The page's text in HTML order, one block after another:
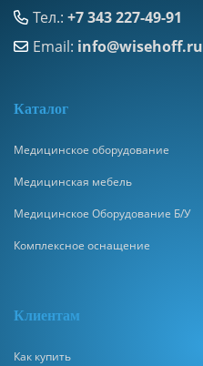
Тел.: +7 343 227-49-91
Email: info@wisehoff.ru
Каталог
Медицинское оборудование
Медицинская мебель
Медицинское Оборудование Б/У
Комплексное оснащение
Клиентам
Как купить